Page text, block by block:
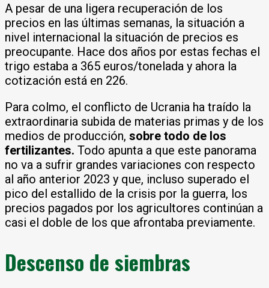
A pesar de una ligera recuperación de los
precios en las últimas semanas, la situación a
nivel internacional la situación de precios es
preocupante. Hace dos años por estas fechas el
trigo estaba a 365 euros/tonelada y ahora la
cotización está en 226.
Para colmo, el conflicto de Ucrania ha traído la
extraordinaria subida de materias primas y de los
medios de producción, sobre todo de los
fertilizantes. Todo apunta a que este panorama
no va a sufrir grandes variaciones con respecto
al año anterior 2023 y que, incluso superado el
pico del estallido de la crisis por la guerra, los
precios pagados por los agricultores continúan a
casi el doble de los que afrontaba previamente.
Descenso de siembras